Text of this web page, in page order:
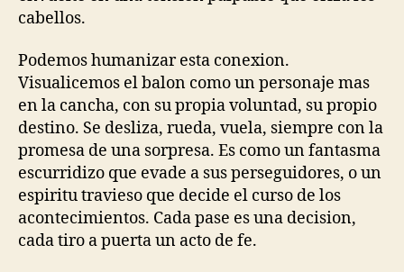
cabellos.
Podemos humanizar esta conexion.
Visualicemos el balon como un personaje mas
en la cancha, con su propia voluntad, su propio
destino. Se desliza, rueda, vuela, siempre con la
promesa de una sorpresa. Es como un fantasma
escurridizo que evade a sus perseguidores, o un
espiritu travieso que decide el curso de los
acontecimientos. Cada pase es una decision,
cada tiro a puerta un acto de fe.